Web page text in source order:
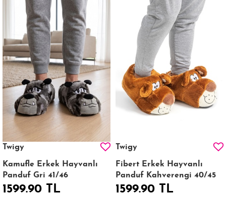
Twigy
Kamufle Erkek Hayvanlı
Panduf Gri 41/46
1599.90 TL
Twigy
Fibert Erkek Hayvanlı
Panduf Kahverengi 40/45
1599.90 TL